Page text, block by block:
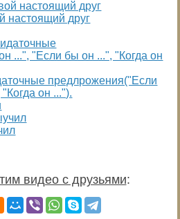
настоящий друг
предлрожения("Если
он ...").
видео с друзьями: